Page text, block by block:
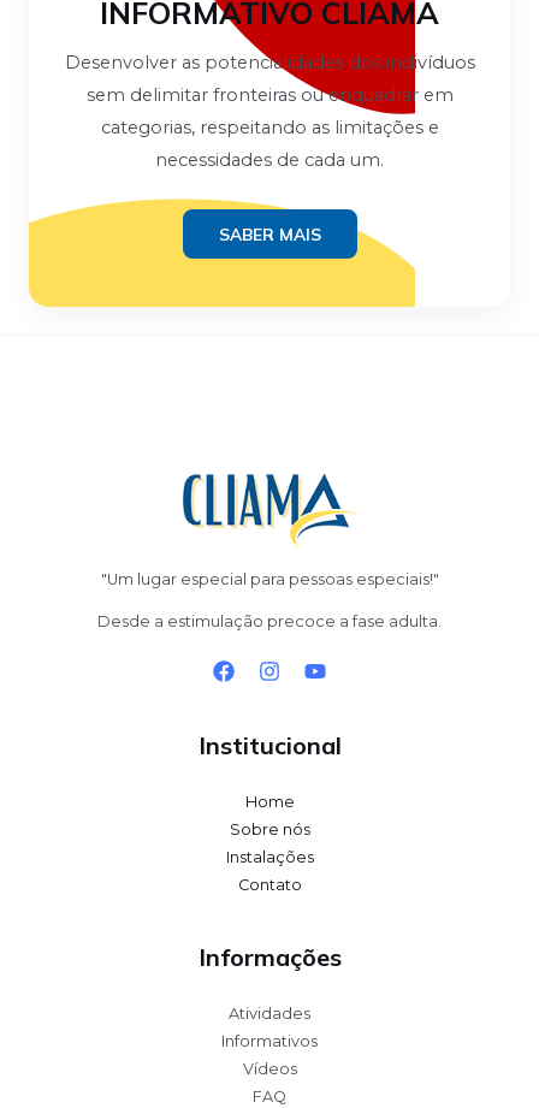
INFORMATIVO CLIAMA
Desenvolver as potencialidades dos indivíduos
sem delimitar fronteiras ou enquadrar em
categorias, respeitando as limitações e
necessidades de cada um.
SABER MAIS
"Um lugar especial para pessoas especiais!"
Desde a estimulação precoce a fase adulta.
Institucional
Home
Sobre nós
Instalações
Contato
Informações
Atividades
Informativos
Vídeos
FAQ